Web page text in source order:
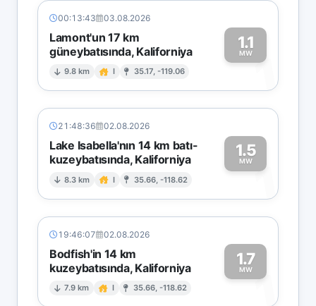
00:13:43 03.08.2026
Lamont'un 17 km
güneybatısında, Kaliforniya
9.8 km I 35.17, -119.06
1.1
MW1
21:48:36 02.08.2026
Lake Isabella'nın 14 km batı-
kuzeybatısında, Kaliforniya
8.3 km I 35.66, -118.62
1.5
MW1
19:46:07 02.08.2026
Bodfish'in 14 km
kuzeybatısında, Kaliforniya
7.9 km I 35.66, -118.62
1.7
MW1